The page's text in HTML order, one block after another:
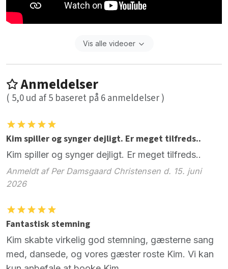
Vis alle videoer
Anmeldelser
( 5,0ud af5 baseret på 6anmeldelser )
Kim spiller og synger dejligt. Er meget tilfreds..
Kim spiller og synger dejligt. Er meget tilfreds..
Anmeldt af Per Damsgaard Christensen d. 15. juni
2026
Fantastisk stemning
Kim skabte virkelig god stemning, gæsterne sang
med, dansede, og vores gæster roste Kim. Vi kan